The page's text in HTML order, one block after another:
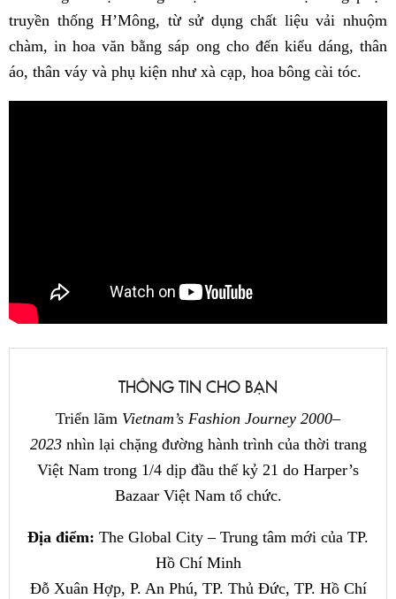
truyền thống H’Mông, từ sử dụng chất liệu vải nhuộm
chàm, in hoa văn bằng sáp ong cho đến kiểu dáng, thân
áo, thân váy và phụ kiện như xà cạp, hoa bông cài tóc.
THÔNG TIN CHO BẠN
Triển lãm Vietnam’s Fashion Journey 2000–
2023nhìn lại chặng đường hành trình của thời trang
Việt Nam trong 1/4 dịp đầu thế kỷ 21 do Harper’s
Bazaar Việt Nam tổ chức.
Địa điểm: The Global City – Trung tâm mới của TP.
Hồ Chí Minh
Đỗ Xuân Hợp, P. An Phú, TP. Thủ Đức, TP. Hồ Chí